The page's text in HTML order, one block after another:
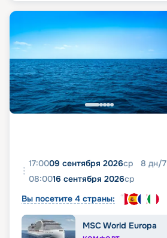
17:0009 сентября 2026ср 8 дн/7
08:0016 сентября 2026ср
Вы посетите 4 страны:
MSC World Europa